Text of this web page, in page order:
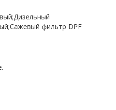
фильтр DPF